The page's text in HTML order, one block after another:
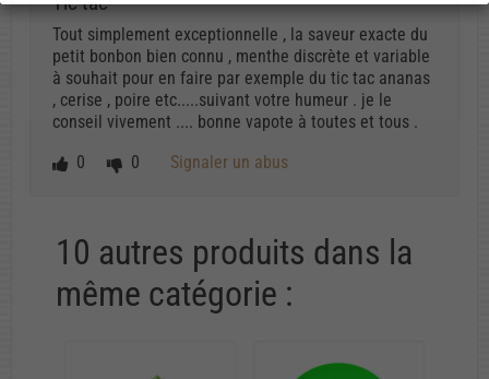
Tout simplement exceptionnelle , la saveur exacte du
petit bonbon bien connu , menthe discrète et variable
à souhait pour en faire par exemple du tic tac ananas
, cerise , poire etc.....suivant votre humeur . je le
conseil vivement .... bonne vapote à toutes et tous .
0
0 Signaler un abus
10 autres produits dans la
même catégorie :